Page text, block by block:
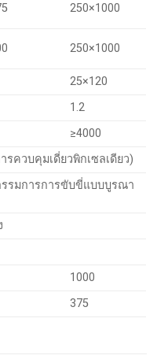
250×1000
250×1000
25×120
1.2
≥4000
ควบคุมเดี่ยวพิกเซลเดียว)
รมการการขับขี่แบบบูรณา
1000
375